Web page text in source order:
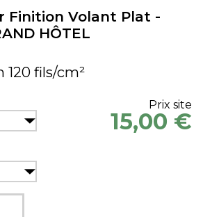
Finition Volant Plat -
HÔTEL
120 fils/cm²
Prix site
15,00 €